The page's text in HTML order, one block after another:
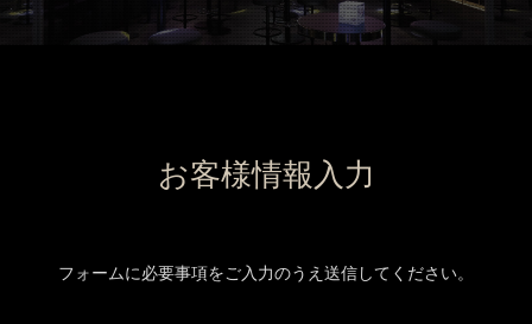
お客様情報入力
フォームに必要事項をご入力のうえ送信してください。